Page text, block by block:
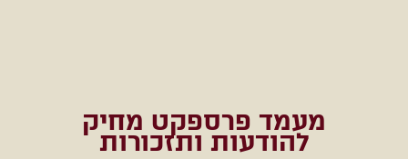
מעמד פרספקט מחיק
להודעות ותזכורות